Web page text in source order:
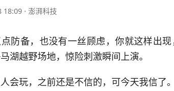
18:09 · 澎湃科技
防备，也没有一丝顾虑，你就这样出
湖越野场地，惊险刺激瞬间上演。
会玩，之前还是不信的，可今天我信了。